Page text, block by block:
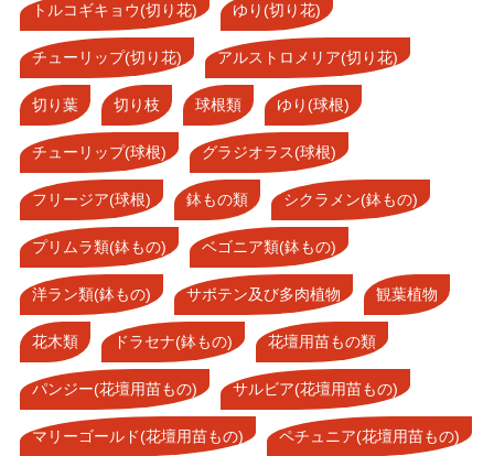
トルコギキョウ(切り花) ゆり(切り花)
チューリップ(切り花) アルストロメリア(切り花)
切り葉 切り枝 球根類 ゆり(球根)
チューリップ(球根) グラジオラス(球根)
フリージア(球根) 鉢もの類 シクラメン(鉢もの)
プリムラ類(鉢もの) ベゴニア類(鉢もの)
洋ラン類(鉢もの) サボテン及び多肉植物 観葉植物
花木類 ドラセナ(鉢もの) 花壇用苗もの類
パンジー(花壇用苗もの) サルビア(花壇用苗もの)
マリーゴールド(花壇用苗もの) ペチュニア(花壇用苗もの)